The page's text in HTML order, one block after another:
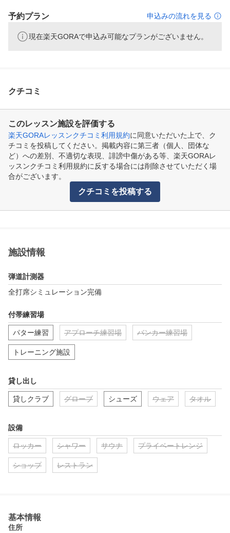
予約プラン 申込みの流れを見る
現在楽天GORAで申込み可能なプランがございません。
クチコミ
このレッスン施設を評価する
楽天GORAレッスンクチコミ利用規約に同意いただいた上で、ク
チコミを投稿してください。掲載内容に第三者（個人、団体な
ど）への差別、不適切な表現、誹謗中傷がある等、楽天GORAレ
ッスンクチコミ利用規約に反する場合には削除させていただく場
合がございます。
クチコミを投稿する
施設情報
弾道計測器
全打席シミュレーション完備
付帯練習場
パター練習 アプローチ練習場 バンカー練習場
トレーニング施設
貸し出し
貸しクラブ グローブ シューズ ウェア タオル
設備
ロッカー シャワー サウナ プライベートレンジ
ショップ レストラン
基本情報
住所